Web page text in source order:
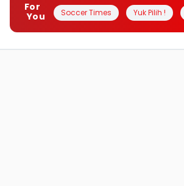
For
You
Soccer Times Yuk Pilih !